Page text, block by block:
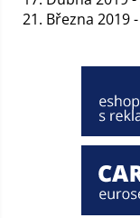
21. Března 2019 -